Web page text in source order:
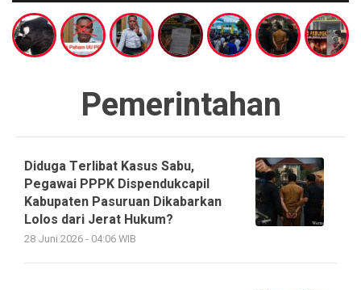
Pemerintahan
Diduga Terlibat Kasus Sabu,
Pegawai PPPK Dispendukcapil
Kabupaten Pasuruan Dikabarkan
Lolos dari Jerat Hukum?
28 Juni 2026 - 04:06 WIB